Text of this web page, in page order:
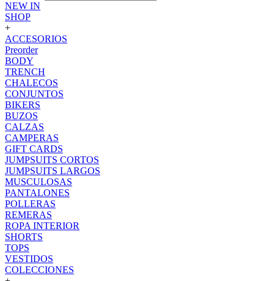
NEW IN
SHOP
+
ACCESORIOS
Preorder
BODY
TRENCH
CHALECOS
CONJUNTOS
BIKERS
BUZOS
CALZAS
CAMPERAS
GIFT CARDS
JUMPSUITS CORTOS
JUMPSUITS LARGOS
MUSCULOSAS
PANTALONES
POLLERAS
REMERAS
ROPA INTERIOR
SHORTS
TOPS
VESTIDOS
COLECCIONES